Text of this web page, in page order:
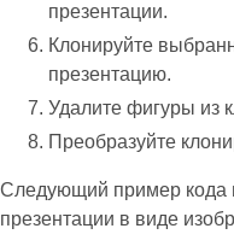
презентации.
Клонируйте
презентацию.
Удалите фигуры из
Преобразуйте
Следующий пример кода
презентации в виде